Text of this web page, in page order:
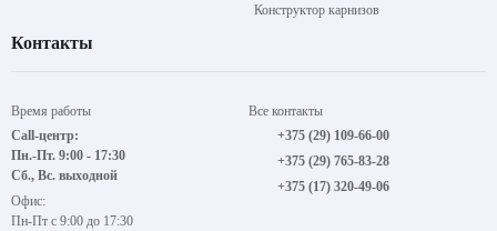
Конструктор карнизов
Контакты
Время работы
Call-центр:
Пн.-Пт. 9:00 - 17:30
Сб., Вс. выходной
Офис:
Пн-Пт с 9:00 до 17:30
Все контакты
+375 (29) 109-66-00
+375 (29) 765-83-28
+375 (17) 320-49-06